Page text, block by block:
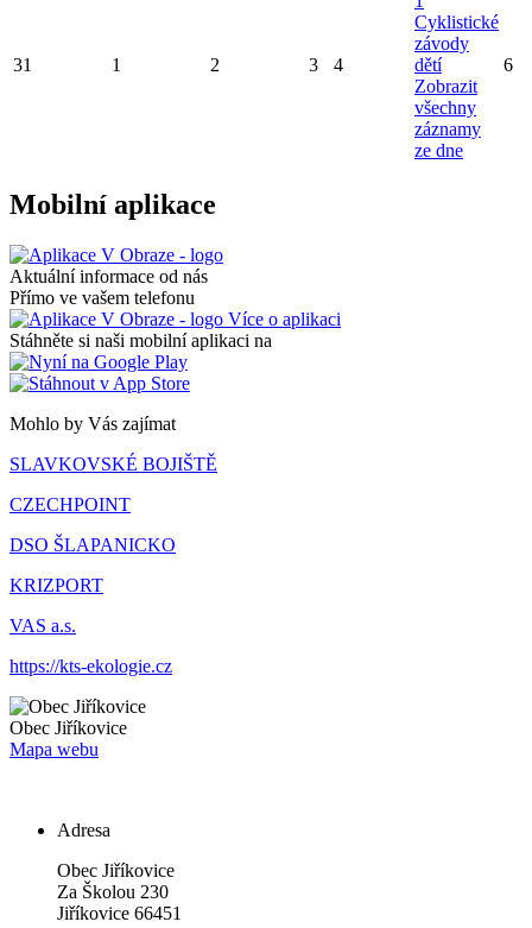
31 1 2 3 4
Cyklistické
závody
dětí
Zobrazit
všechny
záznamy
ze dne
6
Mobilní aplikace
Aktuální informace od nás
Přímo ve vašem telefonu
Více o aplikaci
Stáhněte si naši mobilní aplikaci na
Mohlo by Vás zajímat
SLAVKOVSKÉ BOJIŠTĚ
CZECHPOINT
DSO ŠLAPANICKO
KRIZPORT
VAS a.s.
https://kts-ekologie.cz
Obec Jiříkovice
Mapa webu
Adresa
Obec Jiříkovice
Za Školou 230
Jiříkovice 66451